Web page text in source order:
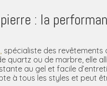
: la
spécialiste des revêtements
quartz ou de marbre, elle
au gel et facile
à tous les styles et peut